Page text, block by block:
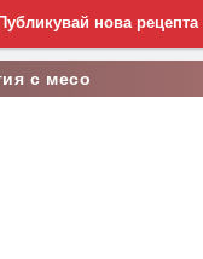
Публикувай нова рецепта
в Ястия с месо